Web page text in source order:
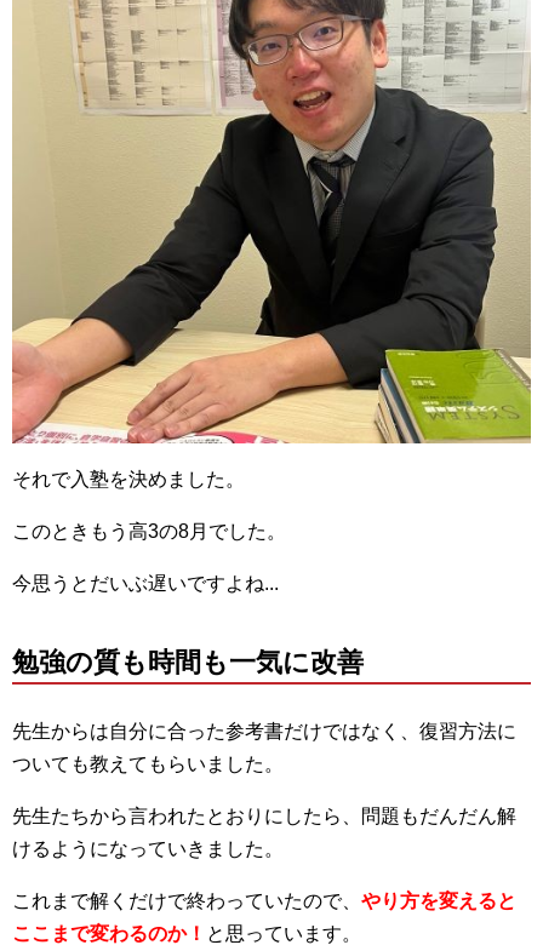
それで入塾を決めました。
このときもう高3の8月でした。
今思うとだいぶ遅いですよね...
勉強の質も時間も一気に改善
先生からは自分に合った参考書だけではなく、復習方法に
ついても教えてもらいました。
先生たちから言われたとおりにしたら、問題もだんだん解
けるようになっていきました。
これまで解くだけで終わっていたので、 やり方を変えると
ここまで変わるのか！ と思っています。